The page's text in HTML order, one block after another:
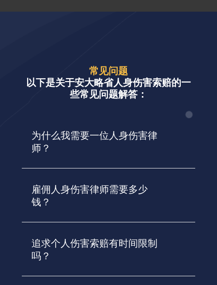
常见问题
以下是关于安大略省人身伤害索赔的一
些常见问题解答：
为什么我需要一位人身伤害律
师？
雇佣人身伤害律师需要多少
钱？
追求个人伤害索赔有时间限制
吗？